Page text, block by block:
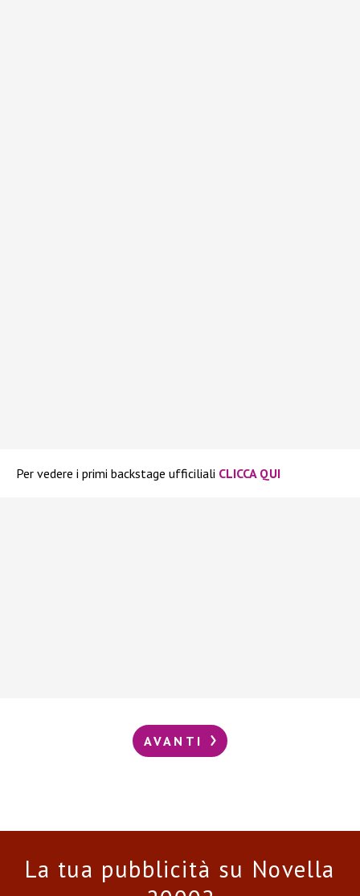
Per vedere i primi backstage ufficiliali CLICCA QUI
AVANTI
La tua pubblicità su Novella